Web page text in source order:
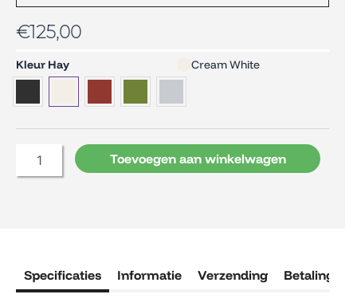
€125,00
Kleur Hay Cream White
Hay
Palissade
Lounge
aantal
Toevoegen aan winkelwagen
Specificaties Informatie Verzending Betaling